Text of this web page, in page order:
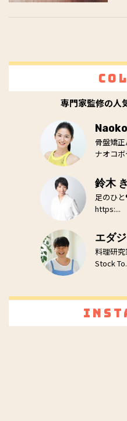
専門家監修の人
Naoko
骨盤矯
ナオコ
鈴木
足のひ
https:...
エダ
料理研
Stock